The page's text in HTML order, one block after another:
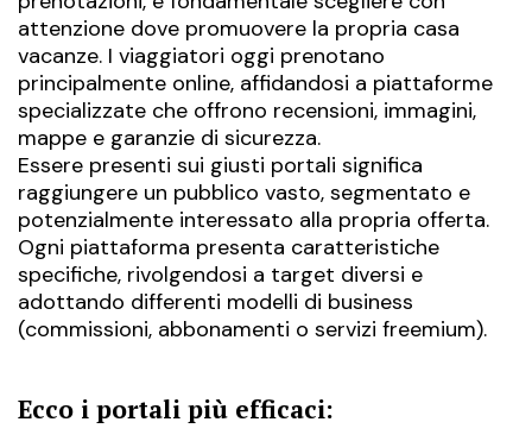
attenzione dove promuovere la propria casa
vacanze. I viaggiatori oggi prenotano
principalmente online, affidandosi a piattaforme
specializzate che offrono recensioni, immagini,
mappe e garanzie di sicurezza.
Essere presenti sui giusti portali significa
raggiungere un pubblico vasto, segmentato e
potenzialmente interessato alla propria offerta.
Ogni piattaforma presenta caratteristiche
specifiche, rivolgendosi a target diversi e
adottando differenti modelli di business
(commissioni, abbonamenti o servizi freemium).
Ecco i portali più efficaci: